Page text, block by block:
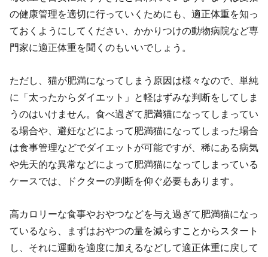
の健康管理を適切に行っていくためにも、適正体重を知っ
ておくようにしてください、かかりつけの動物病院など専
門家に適正体重を聞くのもいいでしょう。
ただし、猫が肥満になってしまう原因は様々なので、単純
に「太ったからダイエット」と軽はずみな判断をしてしま
うのはいけません。食べ過ぎて肥満猫になってしまってい
る場合や、避妊などによって肥満猫になってしまった場合
は食事管理などでダイエットが可能ですが、稀にある病気
や先天的な異常などによって肥満猫になってしまっている
ケースでは、ドクターの判断を仰ぐ必要もあります。
高カロリーな食事やおやつなどを与え過ぎて肥満猫になっ
ているなら、まずはおやつの量を減らすことからスタート
し、それに運動を適度に加えるなどして適正体重に戻して